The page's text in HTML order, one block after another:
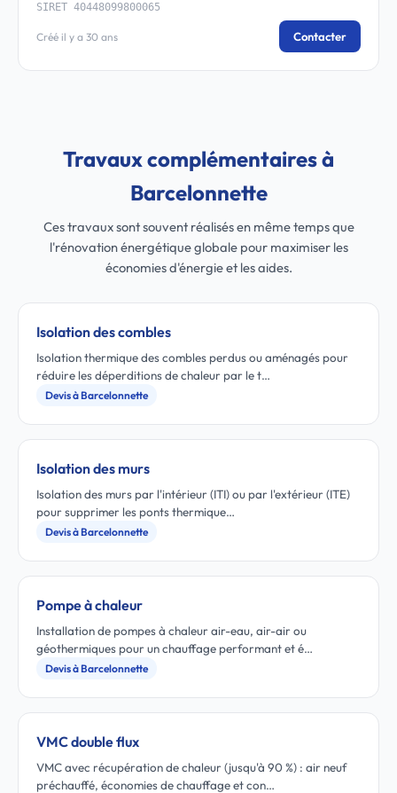
SIRET 40448099800065
Créé il y a 30 ans Contacter
Travaux complémentaires à
Barcelonnette
Ces travaux sont souvent réalisés en même temps que
l'rénovation énergétique globale pour maximiser les
économies d'énergie et les aides.
Isolation des combles
Isolation thermique des combles perdus ou aménagés pour
réduire les déperditions de chaleur par le t…
Devis à Barcelonnette
Isolation des murs
Isolation des murs par l'intérieur (ITI) ou par l'extérieur (ITE)
pour supprimer les ponts thermique…
Devis à Barcelonnette
Pompe à chaleur
Installation de pompes à chaleur air-eau, air-air ou
géothermiques pour un chauffage performant et é…
Devis à Barcelonnette
VMC double flux
VMC avec récupération de chaleur (jusqu'à 90 %) : air neuf
préchauffé, économies de chauffage et con…